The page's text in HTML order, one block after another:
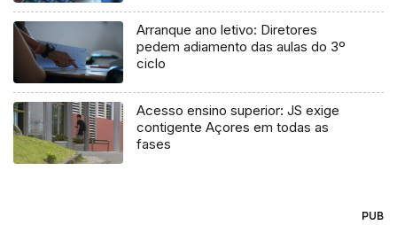
Arranque ano letivo: Diretores
pedem adiamento das aulas do 3º
ciclo
Acesso ensino superior: JS exige
contigente Açores em todas as
fases
PUB